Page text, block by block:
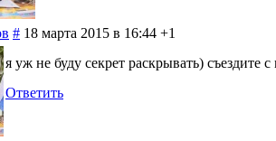
# 18 марта 2015 в 16:44 +1
я уж не буду секрет раскрывать) съездите
Ответить